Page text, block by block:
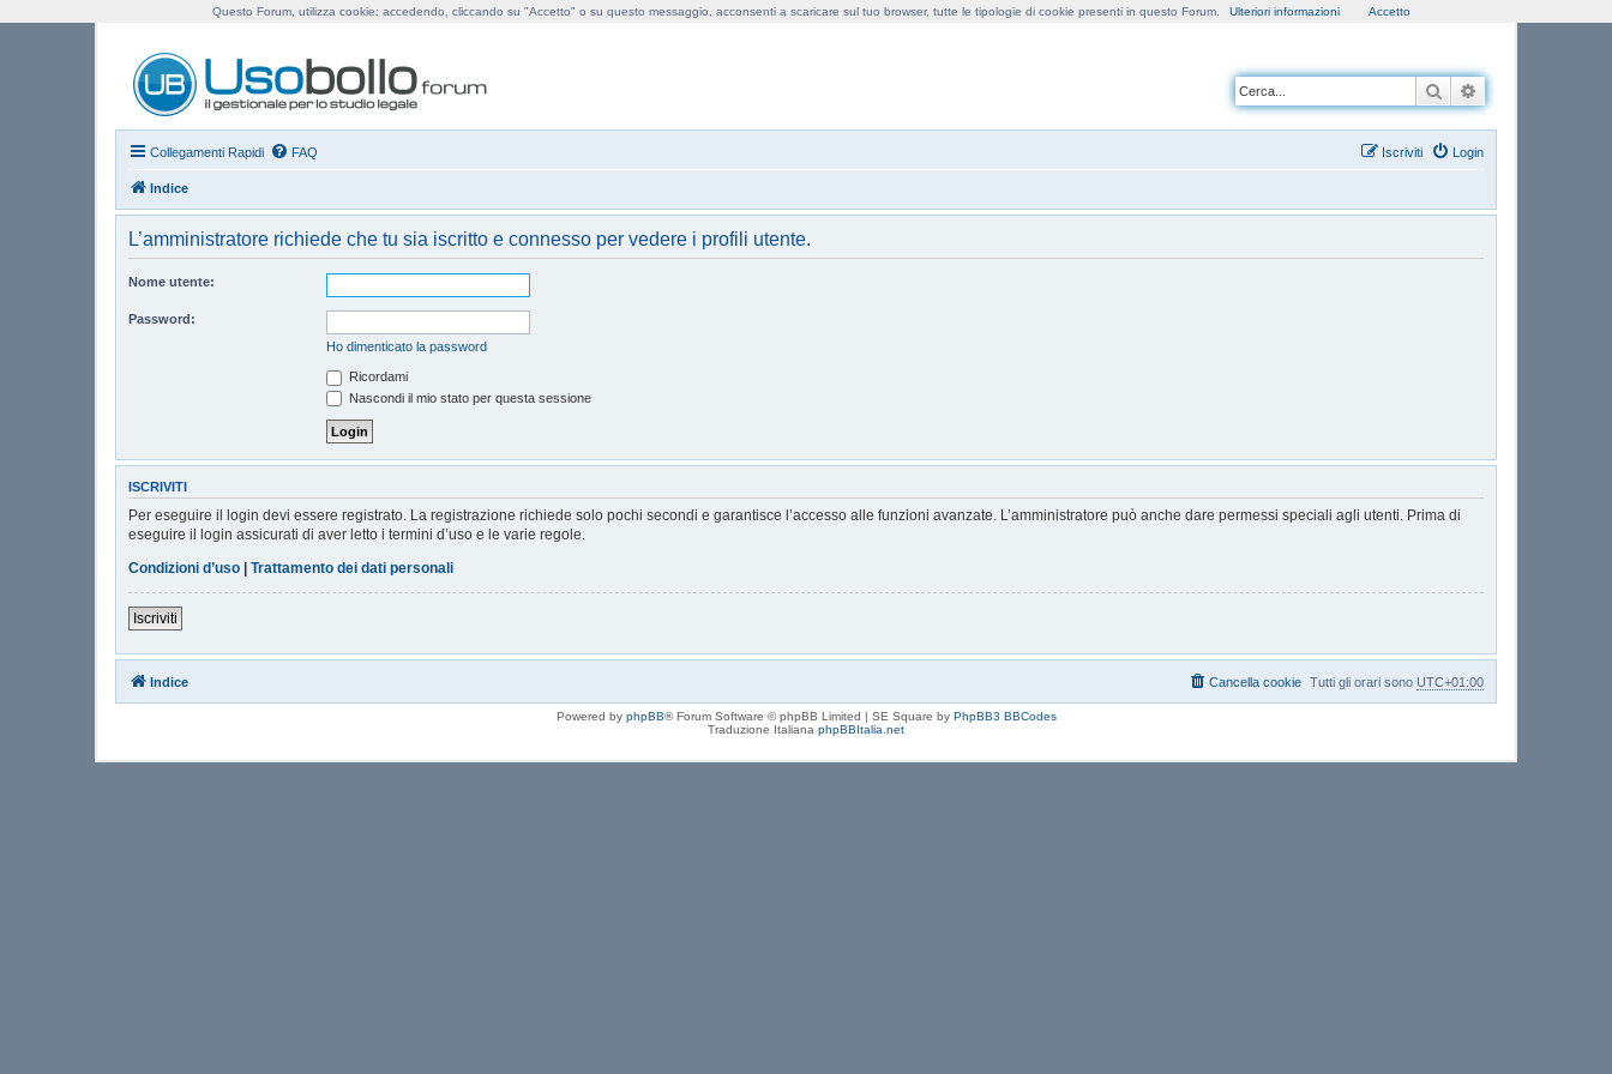
Cerca
Collegamenti Rapidi FAQ Login
Iscriviti
Indice
L’amministratore richiede che tu sia iscritto e connesso per vedere i profili utente.
Nome utente:
Password:
Ho dimenticato la password
Ricordami
Nascondi il mio stato per questa sessione
ISCRIVITI
Per eseguire il login devi essere registrato. La registrazione richiede solo pochi secondi e garantisce l’accesso alle funzioni avanzate. L’amministratore può anche dare permessi speciali agli utenti. Prima di
eseguire il login assicurati di aver letto i termini d’uso e le varie regole.
Condizioni d’uso | Trattamento dei dati personali
Iscriviti
Indice Tutti gli orari sono UTC+01:00
Cancella cookie
Powered by phpBB® Forum Software © phpBB Limited | SE Square by PhpBB3 BBCodes
Traduzione Italiana phpBBItalia.net
Questo Forum, utilizza cookie; accedendo, cliccando su "Accetto" o su questo messaggio, acconsenti a scaricare sul tuo browser, tutte le tipologie di cookie presenti in questo Forum. Ulteriori informazioni Accetto